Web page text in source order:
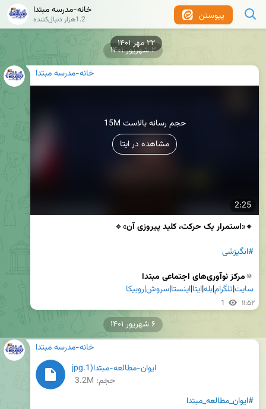
۲۲ مهر ۱۴۰۱
پیوستن خانه-مدرسه مبتدا
1.2هزار دنبال‌کننده
خانه-مدرسه مبتدا
2:25
15M حجم رسانه بالاست
مشاهده در ایتا
🔸«استمرار یک حرکت، کلید پیروزی آن
#انگیزشی
🔅مرکز نوآوری‌های اجتماعی مبتدا
سایت|تلگرام|بله|ایتا|اینستا|سروش|روبیکا
1 ۱۱:۵۲
۲ شهریور ۱۴۰۱
خانه-مدرسه مبتدا
ایوان-مطالعه-مبتدا(1.jpg
حجم: 3.2M
#ایوان_مطالعه_مبتدا
۶ شهریور ۱۴۰۱